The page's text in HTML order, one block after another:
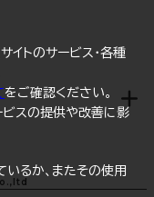
イトのサービス・各種
をご確認ください。
スの提供や改善に影
るか、またその使用